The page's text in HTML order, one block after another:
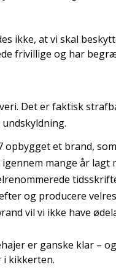
ikke, at vi skal
fri­vil­li­ge og har
Det er fak­tisk
opbyg­get et brand,
man­ge år lagt
og pro­du­ce­re
vil vi ikke have
er gan­ske klar –
i kik­ker­ten.